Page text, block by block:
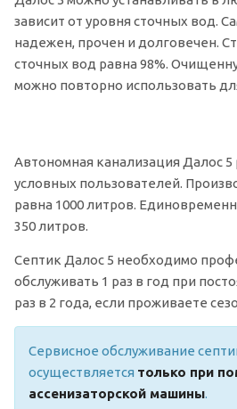
зависит от уровня сточных вод.
надежен, прочен и долговечен.
сточных вод равна 98%.
можно повторно использовать
Автономная канализация Далос 5
условных пользователей.
равна 1000 литров.
350 литров.
Септик Далос 5 необходимо
обслуживать 1 раз в год при
раз в 2 года, если проживаете
Сервисное обслуживание
осуществляется только при
ассенизаторской машины.